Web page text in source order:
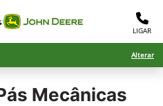
LIGAR
Alterar
Mecânicas